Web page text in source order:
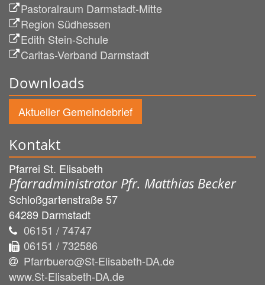
Pastoralraum Darmstadt-Mitte
Region Südhessen
Edith Stein-Schule
Caritas-Verband Darmstadt
Downloads
Aktueller Gemeindebrief
Kontakt
Pfarrei St. Elisabeth
Pfarradministrator Pfr. Matthias Becker
Schloßgartenstraße 57
64289 Darmstadt
06151 / 74747
06151 / 732586
Pfarrbuero@St-Elisabeth-DA.de
www.St-Elisabeth-DA.de